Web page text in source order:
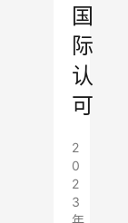
国
际
认
可
2
0
2
3
年